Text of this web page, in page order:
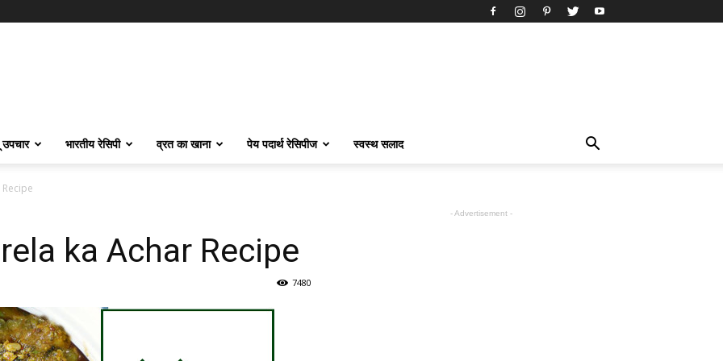
भारतीय रेसिपी व्रत का खाना पेय पदार्थ रेसिपीज स्वस्थ सलाद
ka Achar Recipe
7480
- Advertisement -